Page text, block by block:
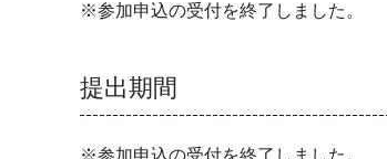
※参加申込の受付を終了しました。
提出期間